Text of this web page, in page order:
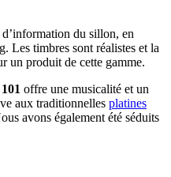
du sillon, en
Les timbres sont réalistes et la
un produit de cette gamme.
offre une musicalité et un
aux traditionnelles platines
avons également été séduits